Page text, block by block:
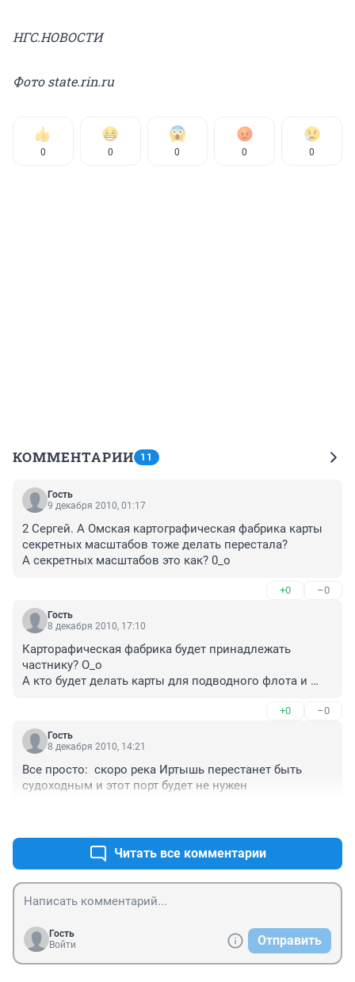
НГС.НОВОСТИ
Фото state.rin.ru
0 0 0 0 0
КОММЕНТАРИИ 11
Гость
9 декабря 2010, 01:17
2 Сергей. А Омская картографическая фабрика карты
секретных масштабов тоже делать перестала?
А секретных масштабов это как? 0_о
+0 –0
Гость
8 декабря 2010, 17:10
Карторафическая фабрика будет принадлежать
частнику? О_о
А кто будет делать карты для подводного флота и
+0 –0
Гость
8 декабря 2010, 14:21
Все просто:  скоро река Иртышь перестанет быть
Читать все комментарии
Гость
Войти
Отправить